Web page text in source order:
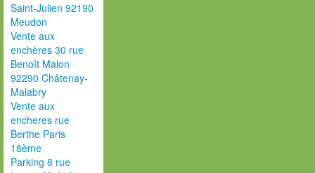
Saint-Julien 92190
Meudon
Vente aux
enchères 30 rue
Benoît Malon
92290 Châtenay-
Malabry
Vente aux
encheres rue
Berthe Paris
18ème
Parking 8 rue